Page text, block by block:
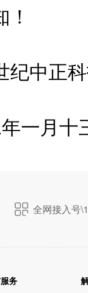
纪中正
一月十
全网接入号
务